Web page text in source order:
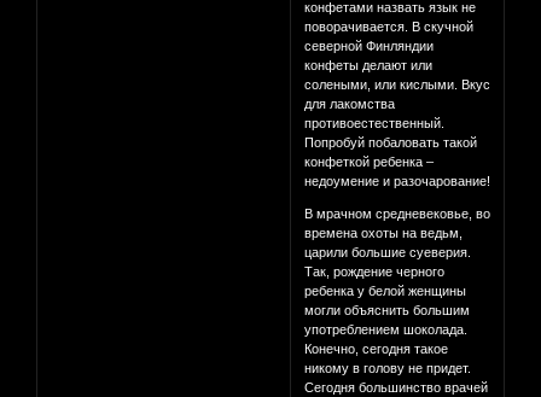
конфетами назвать язык не
поворачивается. В скучной
северной Финляндии
конфеты делают или
солеными, или кислыми. Вкус
для лакомства
противоестественный.
Попробуй побаловать такой
конфеткой ребенка –
недоумение и разочарование!
В мрачном средневековье, во
времена охоты на ведьм,
царили большие суеверия.
Так, рождение черного
ребенка у белой женщины
могли объяснить большим
употреблением шоколада.
Конечно, сегодня такое
никому в голову не придет.
Сегодня большинство врачей